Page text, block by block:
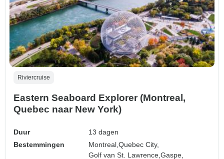
Riviercruise
Eastern Seaboard Explorer (Montreal,
Quebec naar New York)
Duur
13 dagen
Bestemmingen
Montreal,Quebec City,
Golf van St. Lawrence,Gaspe,